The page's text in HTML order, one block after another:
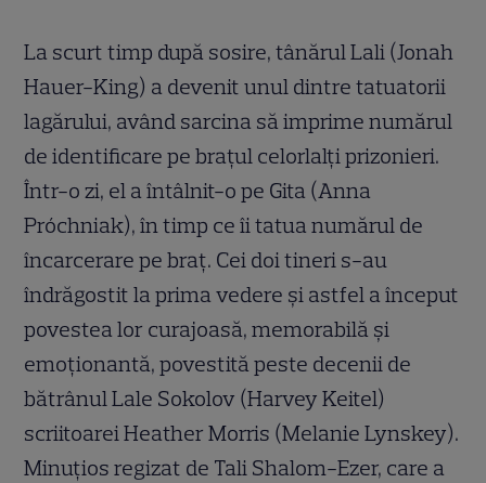
La scurt timp după sosire, tânărul Lali (Jonah
Hauer-King) a devenit unul dintre tatuatorii
lagărului, având sarcina să imprime numărul
de identificare pe brațul celorlalți prizonieri.
Într-o zi, el a întâlnit-o pe Gita (Anna
Próchniak), în timp ce îi tatua numărul de
încarcerare pe braț. Cei doi tineri s-au
îndrăgostit la prima vedere și astfel a început
povestea lor curajoasă, memorabilă și
emoționantă, povestită peste decenii de
bătrânul Lale Sokolov (Harvey Keitel)
scriitoarei Heather Morris (Melanie Lynskey).
Minuțios regizat de Tali Shalom-Ezer, care a